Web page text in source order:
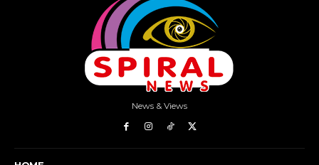
News & Views